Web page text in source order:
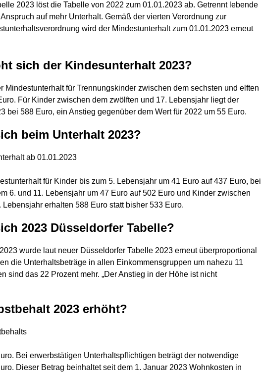
2023 löst die Tabelle von 2022 zum 01.01.2023 ab. Getrennt lebende
auf mehr Unterhalt. Gemäß der vierten Verordnung zur
wird der Mindestunterhalt zum 01.01.2023 erneut
sich der Kindesunterhalt 2023?
Mindestunterhalt für Trennungskinder zwischen dem sechsten und elften
Für Kinder zwischen dem zwölften und 17. Lebensjahr liegt der
bei 588 Euro, ein Anstieg gegenüber dem Wert für 2022 um 55 Euro.
beim Unterhalt 2023?
ab 01.01.2023
für Kinder bis zum 5. Lebensjahr um 41 Euro auf 437 Euro, bei
6. und 11. Lebensjahr um 47 Euro auf 502 Euro und Kinder zwischen
Lebensjahr erhalten 588 Euro statt bisher 533 Euro.
2023 Düsseldorfer Tabelle?
wurde laut neuer Düsseldorfer Tabelle 2023 erneut überproportional
die Unterhaltsbeträge in allen Einkommensgruppen um nahezu 11
sind das 22 Prozent mehr. „Der Anstieg in der Höhe ist nicht
2023 erhöht?
Bei erwerbstätigen Unterhaltspflichtigen beträgt der notwendige
Dieser Betrag beinhaltet seit dem 1. Januar 2023 Wohnkosten in